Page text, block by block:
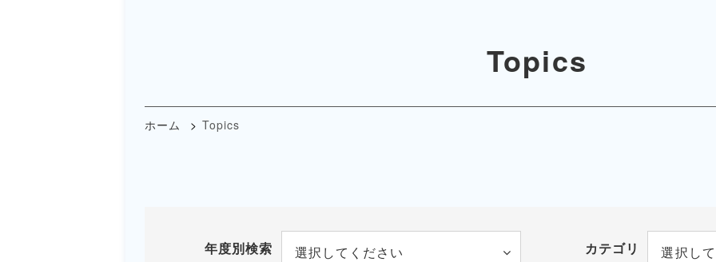
Topics
ホーム Topics
年度別検索 選択してください カテゴリ 選択し